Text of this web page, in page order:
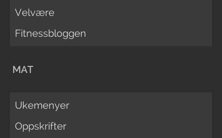
Velvære
Fitnessbloggen
MAT
Ukemenyer
Oppskrifter